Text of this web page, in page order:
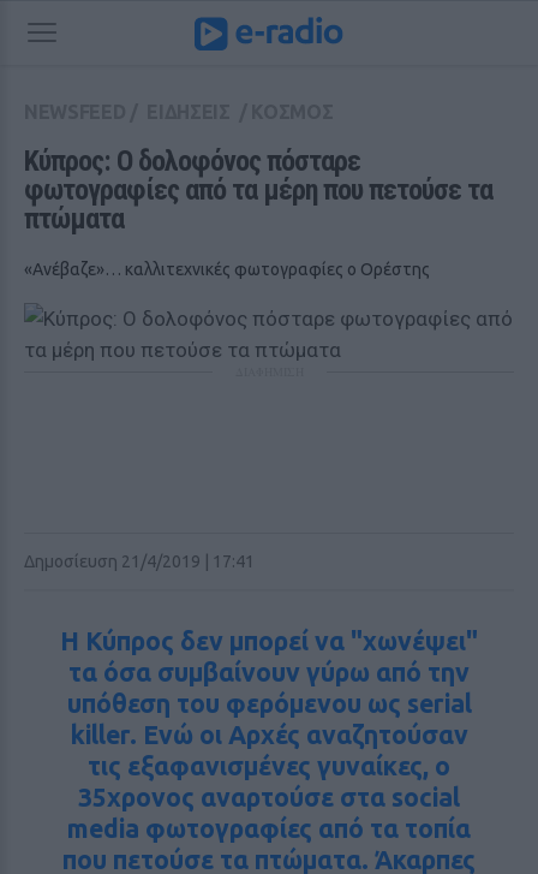
Κύπρος: Ο δολοφόνος πόσταρε
φωτογραφίες από τα μέρη που πετούσε τα
πτώματα
«Ανέβαζε»… καλλιτεχνικές φωτογραφίες ο Ορέστης
Δημοσίευση 21/4/2019 | 17:41
Η Κύπρος δεν μπορεί να "χωνέψει"
τα όσα συμβαίνουν γύρω από την
υπόθεση του φερόμενου ως serial
killer. Ενώ οι Αρχές αναζητούσαν
τις εξαφανισμένες γυναίκες, ο
35χρονος αναρτούσε στα social
media φωτογραφίες από τα τοπία
που πετούσε τα πτώματα. Άκαρπες